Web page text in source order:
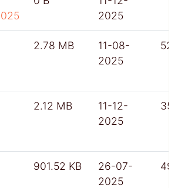
2025
2.78 MB
11-08-
2025
2.12 MB
11-12-
2025
901.52 KB
26-07-
2025